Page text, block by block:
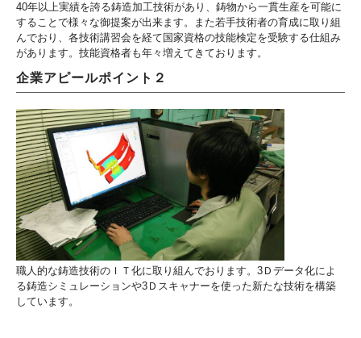
40年以上実績を誇る鋳造加工技術があり、鋳物から一貫生産を可能に
することで様々な御提案が出来ます。また若手技術者の育成に取り組
んでおり、各技術講習会を経て国家資格の技能検定を受験する仕組み
があります。技能資格者も年々増えてきております。
企業アピールポイント２
職人的な鋳造技術のＩＴ化に取り組んでおります。3Ｄデータ化によ
る鋳造シミュレーションや3Ｄスキャナーを使った新たな技術を構築
しています。